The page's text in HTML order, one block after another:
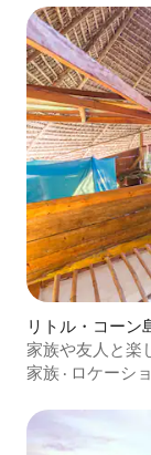
リトル・コーン
家族や友人と楽
家族 · ロケーシ